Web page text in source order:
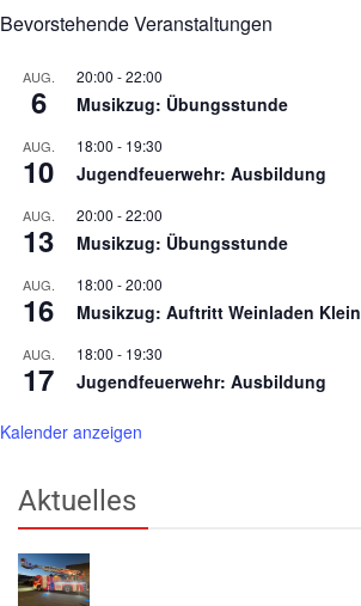
Bevorstehende Veranstaltungen
AUG.
6
20:00 -22:00
Musikzug: Übungsstunde
AUG.
10
18:00 - 19:30
Jugendfeuerwehr: Ausbildung
AUG.
13
20:00 -22:00
Musikzug: Übungsstunde
AUG.
16
18:00 -20:00
Musikzug: Auftritt Weinladen Klein
AUG.
17
18:00 - 19:30
Jugendfeuerwehr: Ausbildung
Kalender anzeigen
Aktuelles